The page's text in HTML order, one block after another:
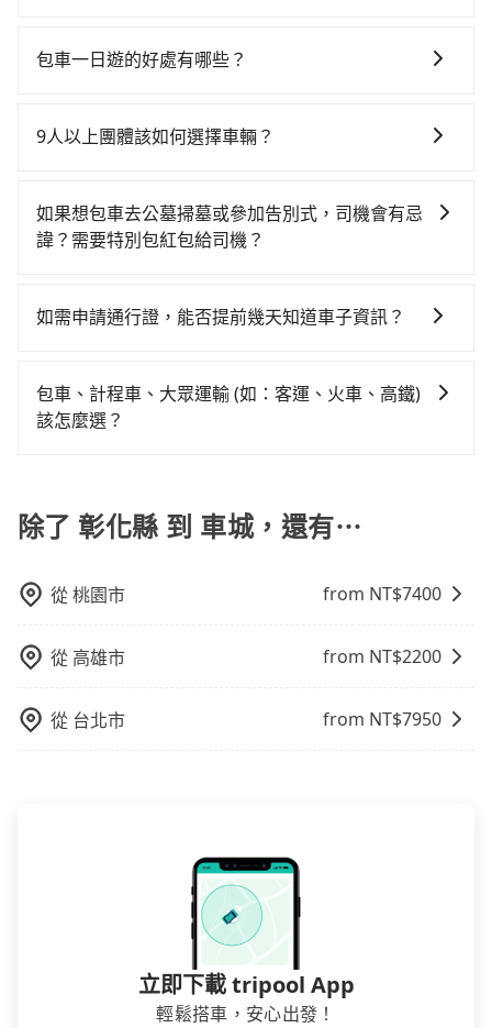
價790元，再用10分鐘出站、等待車站前排班的計程
鐘，假設3位同行，高鐵加轉乘之平均每人花費為1,890
的難度是雙北大城市的30倍。縱使幸運攔到一輛小黃
了，彰化縣少部分小黃司機不按表收費，看乘客是外地
分鐘。長距離移動確實搭乘高鐵可以比坐車快3分鐘，但
兩位乘車，也可參考tripool的拼車共乘服務，最多可再
節省50%的交通費用。
一天租金約$1,500，九人座如Hyundai Starex或
元）、保險費、罰單另計多數租車合約上都會載明每日
租乙還的服務，假設你當天就往返彰化縣（彰化市）與
車城，預計的小轎車花費為$3,800或九人座$6,800。當
者，租車地點可能離你的住家/辦公室/起點還有段路，且
要先自行加滿油，如遇到不肖業者，還車時可能遭遇各
種莫名理由而被額外收費，風險可謂不小。
灣大車隊、Uber和Yoxi，如果在路邊攔不到車，也可考
跳錶計算，價格約為5,270~6,300元間，但如改預約
計程車密度為雙北的3.7%，也就是說要臨時叫到小黃的
難度是台北或新北的30倍之多。如果當天或隔天也要原
不按錶計費，約有25%會採現場議價，建議最好先上網
程車的費用就貴了，改預約一輛tripool的九人座廂型車
最高可省$3,100。
包車一日遊的好處有哪些？
願和需要來安排行程，其次，包車可以讓您更加深入地
環境中專心欣賞當地美景和文化，讓您的旅程更加輕鬆
自在。
9人以上團體該如何選擇車輛？
9人以上之廂型車，其實屬違法。在現行法律下，營業小
客車最多座位數量就是9人，如扣掉司機就只能乘坐8位
行照不符，連司機的駕照都會不符。在路上被警察盤查
給賭上。通常人數沒有超過10位，建議預約一台九人座
與一台小轎車比較划算，如人數超過12位就一定是叫一
如果想包車去公墓掃墓或參加告別式，司機會有忌
諱？需要特別包紅包給司機？
都會提供接送服務。不過，如果您有其他特殊要求，例
續爭議。此外，是否需要給司機紅包或小費，則可以由
您自行決定。不過，建議可事先詢問司機是否接受。」
如需申請通行證，能否提前幾天知道車子資訊？
供用車前一天凌晨六點前取消訂單的服務。所以我們會
在用車前一天才開始安排車輛，並於用車前一天晚上8點
協助安排。」
包車、計程車、大眾運輸 (如：客運、火車、高鐵)
該怎麼選？
算。計程車最貴，而大眾運輸通常較便宜。 行程：需多
點停留的行程建議可選可客製化行程的包車，如果時間
車。 旅行人數：人數多時包車較方便舒適且每個人攤提
車。 時間：需在特定時間到達目的地可選包車或計程
車，不趕時間即可選用大眾運輸。 便利性：需要便利性
和方便性可選包車和計程車，喜歡探險和體驗當地文化
則可搭乘大眾運輸。
除了 彰化縣 到 車城，還有⋯
從桃園市 from NT$7400
從 高雄市 from NT$2200
從 台北市 from NT$7950
立即下載 tripool App
輕鬆搭車，安心出發！